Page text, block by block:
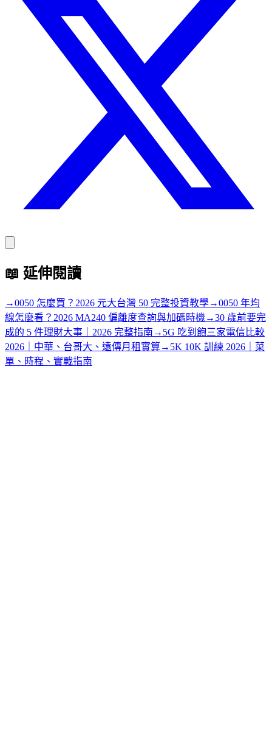
📖 延伸閱讀
→0050 怎麼買？2026 元大台灣 50 完整投資教學→0050 年均
線怎麼看？2026 MA240 偏離度查詢與加碼時機 →30 歲前要完
成的 5 件理財大事｜2026 完整指南 → 5G 吃到飽三家電信比較
2026｜中華、台哥大、遠傳月租實算→ 5K 10K 訓練 2026｜菜
單、時程、實戰指南